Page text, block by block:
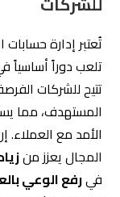
تُعتبر إدارة
تلعب دوراً أساسياً
تتيح للشركات
المستهدف، مما
الأمد مع
المجال يعزز من
فيرفع الوعي